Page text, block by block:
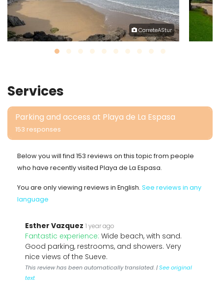
CarreteAStur
Services
Parking and access at Playa de La Espasa
153 responses
Below you will find 153 reviews on this topic from people
who have recently visited Playa de La Espasa.
You are only viewing reviews in English. See reviews in any
language
Esther Vazquez 1 year ago
Fantastic experience: Wide beach, with sand.
Good parking, restrooms, and showers. Very
nice views of the Sueve.
This review has been automatically translated. |See original
text